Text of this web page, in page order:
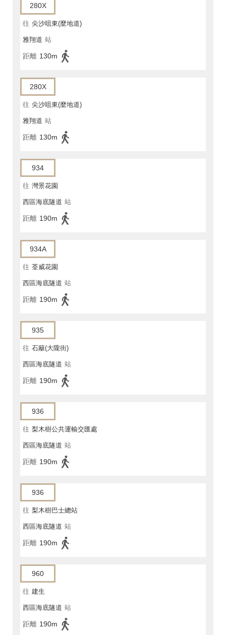
280X
往 尖沙咀東(麼地道)
雅翔道 站
距離 130m
280X
往 尖沙咀東(麼地道)
雅翔道 站
距離 130m
934
往 灣景花園
西區海底隧道 站
距離 190m
934A
往 荃威花園
西區海底隧道 站
距離 190m
935
往 石籬(大隴街)
西區海底隧道 站
距離 190m
936
往 梨木樹公共運輸交匯處
西區海底隧道 站
距離 190m
936
往 梨木樹巴士總站
西區海底隧道 站
距離 190m
960
往 建生
西區海底隧道 站
距離 190m